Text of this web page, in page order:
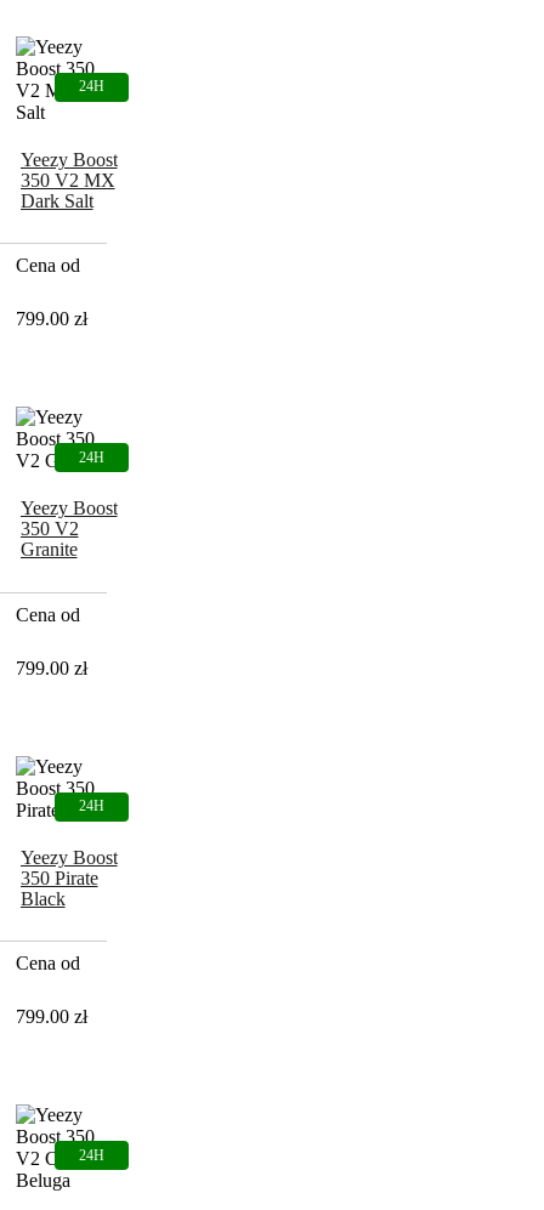
Yeezy Boost
350 V2 MX
Dark Salt
Cena od
799.00 zł
Yeezy Boost
350 V2
Granite
Cena od
799.00 zł
Yeezy Boost
350 Pirate
Black
Cena od
799.00 zł